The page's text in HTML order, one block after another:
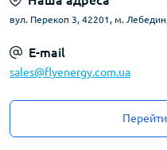
вул. Перекоп 3, 42201, м.
E-mail
sales@flyenergy.com.ua
Перейти